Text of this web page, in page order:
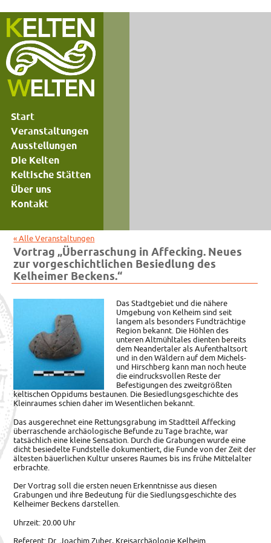
Start
Veranstaltungen
Ausstellungen
Die Kelten
Keltische Stätten
Über uns
Kontakt
« Alle Veranstaltungen
Vortrag „Überraschung in Affecking. Neues
zur vorgeschichtlichen Besiedlung des
Kelheimer Beckens.“
Das Stadtgebiet und die nähere
Umgebung von Kelheim sind seit
langem als besonders Fundträchtige
Region bekannt. Die Höhlen des
unteren Altmühltales dienten bereits
dem Neandertaler als Aufenthaltsort
und in den Wäldern auf dem Michels-
und Hirschberg kann man noch heute
die eindrucksvollen Reste der
Befestigungen des zweitgrößten
keltischen Oppidums bestaunen. Die Besiedlungsgeschichte des
Kleinraumes schien daher im Wesentlichen bekannt.
Das ausgerechnet eine Rettungsgrabung im Stadtteil Affecking
überraschende archäologische Befunde zu Tage brachte, war
tatsächlich eine kleine Sensation. Durch die Grabungen wurde eine
dicht besiedelte Fundstelle dokumentiert, die Funde von der Zeit der
ältesten bäuerlichen Kultur unseres Raumes bis ins frühe Mittelalter
erbrachte.
Der Vortrag soll die ersten neuen Erkenntnisse aus diesen
Grabungen und ihre Bedeutung für die Siedlungsgeschichte des
Kelheimer Beckens darstellen.
Uhrzeit: 20.00 Uhr
Referent: Dr. Joachim Zuber, Kreisarchäologie Kelheim